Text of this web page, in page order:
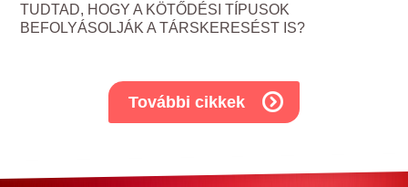
TUDTAD, HOGY A KÖTŐDÉSI TÍPUSOK
BEFOLYÁSOLJÁK A TÁRSKERESÉST IS?
További cikkek